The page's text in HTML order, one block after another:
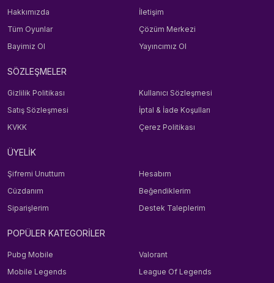
Hakkımızda
İletişim
Tüm Oyunlar
Çözüm Merkezi
Bayimiz Ol
Yayıncımız Ol
SÖZLEŞMELER
Gizlilik Politikası
Kullanıcı Sözleşmesi
Satış Sözleşmesi
İptal & İade Koşulları
KVKK
Çerez Politikası
ÜYELİK
Şifremi Unuttum
Hesabım
Cüzdanım
Beğendiklerim
Siparişlerim
Destek Taleplerim
POPÜLER KATEGORİLER
Pubg Mobile
Valorant
Mobile Legends
League Of Legends